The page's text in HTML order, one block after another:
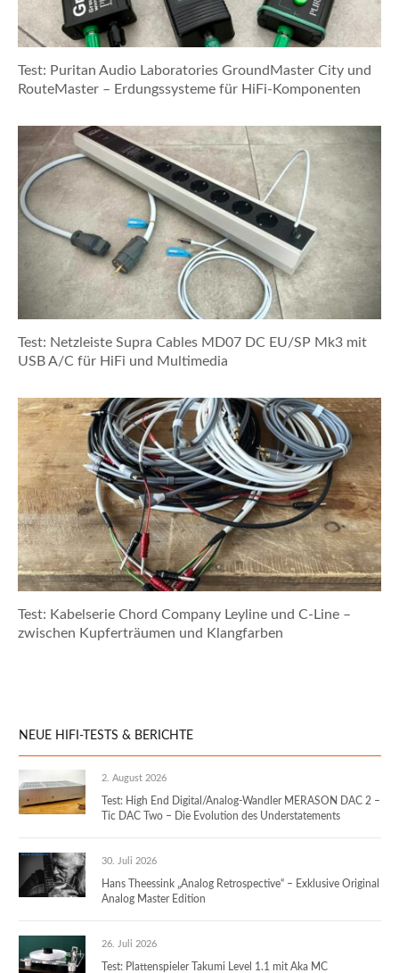
Test: Puritan Audio Laboratories GroundMaster City und
RouteMaster – Erdungssysteme für HiFi-Komponenten
Test: Netzleiste Supra Cables MD07 DC EU/SP Mk3 mit
USB A/C für HiFi und Multimedia
Test: Kabelserie Chord Company Leyline und C-Line –
zwischen Kupferträumen und Klangfarben
NEUE HIFI-TESTS & BERICHTE
2. August 2026
Test: High End Digital/Analog-Wandler MERASON DAC 2 –
Tic DAC Two – Die Evolution des Understatements
30. Juli 2026
Hans Theessink „Analog Retrospective“ – Exklusive Original
Analog Master Edition
26. Juli 2026
Test: Plattenspieler Takumi Level 1.1 mit Aka MC